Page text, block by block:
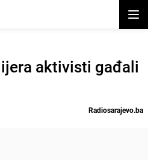
aktivisti gađali
Radiosarajevo.ba